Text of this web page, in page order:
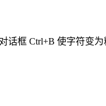
话框 Ctrl+B 使字符变为